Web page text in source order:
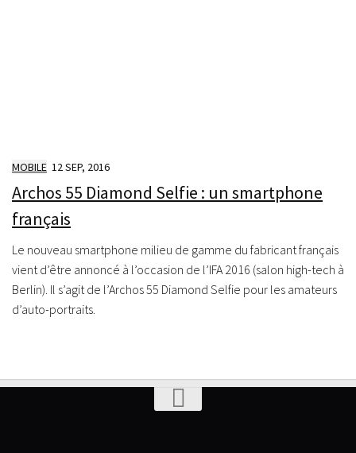
MOBILE 12 SEP, 2016
Archos 55 Diamond Selfie : un smartphone
français
Le nouveau smartphone milieu de gamme du fabricant français
vient d’être annoncé à l’occasion de l’IFA 2016 (salon high-tech à
Berlin). Il s’agit de l’Archos 55 Diamond Selfie pour les amateurs
d’auto-portraits.